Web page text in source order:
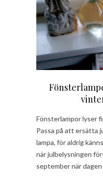
Fönsterlampor lyser
Passa på att ersätta
lampa, för aldrig
när julbelysningen
september när